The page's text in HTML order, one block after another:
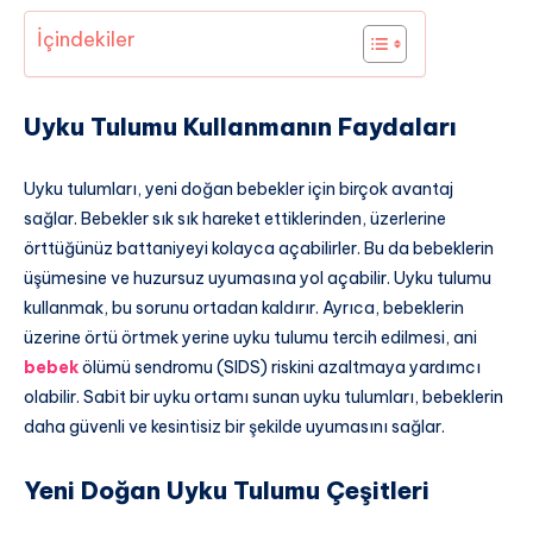
İçindekiler
Uyku Tulumu Kullanmanın Faydaları
Uyku tulumları, yeni doğan bebekler için birçok avantaj
sağlar. Bebekler sık sık hareket ettiklerinden, üzerlerine
örttüğünüz battaniyeyi kolayca açabilirler. Bu da bebeklerin
üşümesine ve huzursuz uyumasına yol açabilir. Uyku tulumu
kullanmak, bu sorunu ortadan kaldırır. Ayrıca, bebeklerin
üzerine örtü örtmek yerine uyku tulumu tercih edilmesi, ani
bebekölümü sendromu (SIDS) riskini azaltmaya yardımcı
olabilir. Sabit bir uyku ortamı sunan uyku tulumları, bebeklerin
daha güvenli ve kesintisiz bir şekilde uyumasını sağlar.
Yeni Doğan Uyku Tulumu Çeşitleri